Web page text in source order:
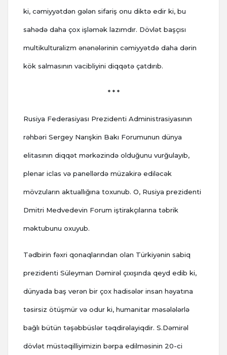
ki, cəmiyyətdən gələn sifariş onu diktə edir ki, bu
sahədə daha çox işləmək lazımdır. Dövlət başçısı
multikulturalizm ənənələrinin cəmiyyətdə daha dərin
kök salmasının vacibliyini diqqətə çatdırıb.
* * *
Rusiya Federasiyası Prezidenti Administrasiyasının
rəhbəri Sergey Narışkin Bakı Forumunun dünya
elitasının diqqət mərkəzində olduğunu vurğulayıb,
plenar iclas və panellərdə müzakirə ediləcək
mövzuların aktuallığına toxunub. O, Rusiya prezidenti
Dmitri Medvedevin Forum iştirakçılarına təbrik
məktubunu oxuyub.
Tədbirin fəxri qonaqlarından olan Türkiyənin sabiq
prezidenti Süleyman Dəmirəl çıxışında qeyd edib ki,
dünyada baş verən bir çox hadisələr insan həyatına
təsirsiz ötüşmür və odur ki, humanitar məsələlərlə
bağlı bütün təşəbbüslər təqdirəlayiqdir. S.Dəmirəl
dövlət müstəqilliyimizin bərpa edilməsinin 20-ci